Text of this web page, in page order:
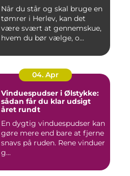
Når du står og skal bruge en
tømrer i Herlev, kan det
være svært at gennemskue,
hvem du bør vælge, o...
04. Apr
Vinduespudser i Ølstykke:
sådan får du klar udsigt
året rundt
En dygtig vinduespudser kan
gøre mere end bare at fjerne
snavs på ruden. Rene vinduer
g...